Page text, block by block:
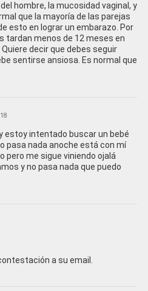
hombre, la mucosidad vaginal, y
que la mayoría de las parejas
esto en lograr un embarazo. Por
tardan menos de 12 meses en
decir que debes seguir
sentirse ansiosa. Es normal que
estoy intentado buscar un bebé
pasa nada anoche está con mí
pero me sigue viniendo ojalá
y no pasa nada que puedo
a su email.